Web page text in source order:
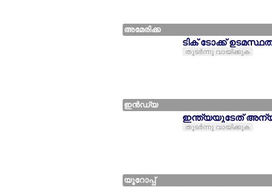
അമേരിക്ക
ടിക് ടോക്ക്
തുടര്‍ന്നു വായിക്കുക
ഇന്‍ഡ്യ
ഇന്ത്യയുടേത്
തുടര്‍ന്നു വായിക്കുക
യൂറോപ്പ്